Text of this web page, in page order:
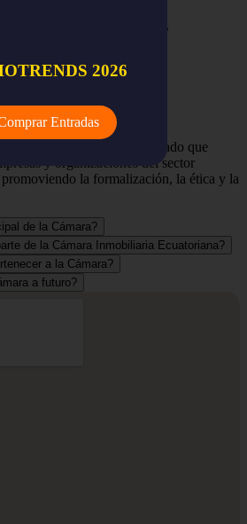
Empieza aquí...
Ecuatoriana?
renovador y despolitizado que
y organizaciones del sector
la formalización, la ética y la
de la Cámara?
de la Cámara Inmobiliaria Ecuatoriana?
a la Cámara?
a futuro?
2026
Entradas